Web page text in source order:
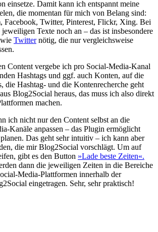
einsetze. Damit kann ich entspannt meine
die momentan für mich von Belang sind:
Facebook, Twitter, Pinterest, Flickr, Xing. Bei
Texte noch an – das ist insbesondere
Twitternötig, die nur vergleichsweise
Content vergebe ich pro Social-Media-Kanal
Hashtags und ggf. auch Konten, auf die
die Hashtag- und die Kontenrecherche geht
Blog2Social heraus, das muss ich also direkt
machen.
ich nicht nur den Content selbst an die
Kanäle anpassen – das Plugin ermöglicht
Das geht sehr intuitiv – ich kann aber
die mir Blog2Social vorschlägt. Um auf
gibt es den Button »Lade beste Zeiten«.
dann die jeweiligen Zeiten in die Bereiche
Media-Plattformen innerhalb der
eingetragen. Sehr, sehr praktisch!